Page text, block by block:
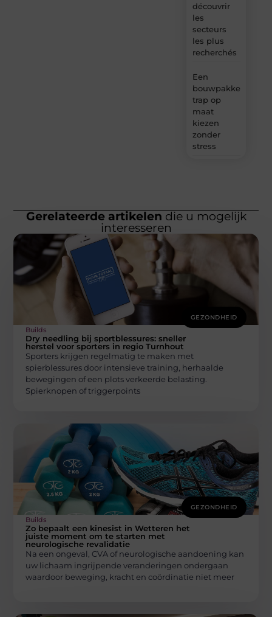
découvrir
les
secteurs
les plus
recherchés
Een
bouwpakket
trap op
maat
kiezen
zonder
stress
Gerelateerde artikelen die u mogelijk
interesseren
GEZONDHEID
Builds
Dry needling bij sportblessures: sneller
herstel voor sporters in regio Turnhout
Sporters krijgen regelmatig te maken met
spierblessures door intensieve training, herhaalde
bewegingen of een plots verkeerde belasting.
Spierknopen of triggerpoints
GEZONDHEID
Builds
Zo bepaalt een kinesist in Wetteren het
juiste moment om te starten met
neurologische revalidatie
Na een ongeval, CVA of neurologische aandoening kan
uw lichaam ingrijpende veranderingen ondergaan
waardoor beweging, kracht en coördinatie niet meer